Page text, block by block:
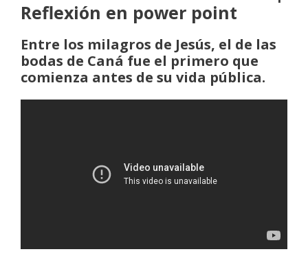
Reflexión en power point
Entre los milagros de Jesús, el de las
bodas de Caná fue el primero que
comienza antes de su vida pública.